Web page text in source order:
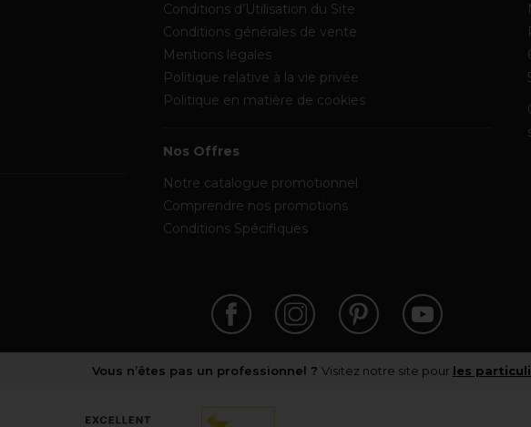
Conditions d’Utilisation du Site
Conditions générales de vente
Mentions légales
Politique relative à la vie privée
Politique en matière de cookies
Nos Offres
Notre catalogue promotionnel
Comprendre nos promotions
Conditions Spécifiques
Vous n’êtes pas un professionnel ? Visitez notre site pour les